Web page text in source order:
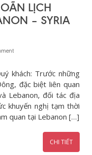
LỊCH
– SYRIA
khách: Trước những
đặc biệt liên quan
Lebanon, đối tác địa
khuyến nghị tạm thời
quan tại Lebanon […]
CHI TIẾT